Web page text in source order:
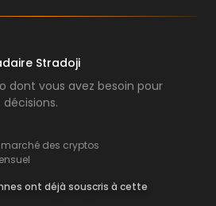
Stradoji
dont vous avez besoin pour
des cryptos
ont déjà souscris à cette